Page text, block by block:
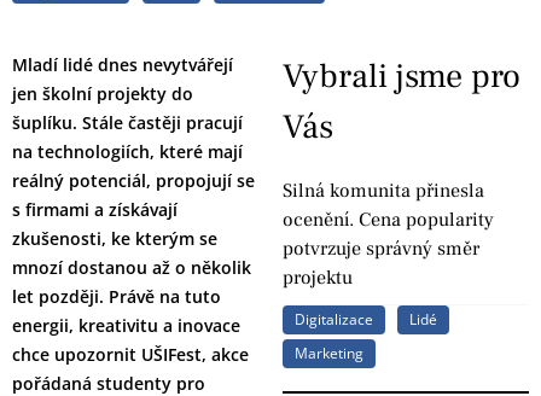
Mladí lidé dnes nevytvářejí
jen školní projekty do
šuplíku. Stále častěji pracují
na technologiích, které mají
reálný potenciál, propojují se
s firmami a získávají
zkušenosti, ke kterým se
mnozí dostanou až o několik
let později. Právě na tuto
energii, kreativitu a inovace
chce upozornit UŠIFest, akce
pořádaná studenty pro
Vybrali jsme pro
Vás
Silná komunita přinesla
ocenění. Cena popularity
potvrzuje správný směr
projektu
Digitalizace
Lidé
Marketing